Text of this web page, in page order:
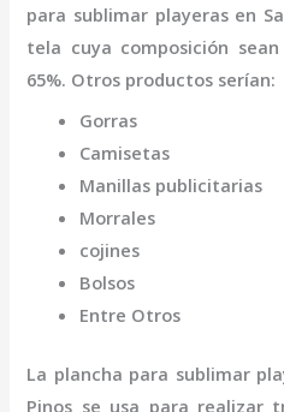
para sublimar playeras en
tela cuya composición
65%. Otros productos serían:
Gorras
Camisetas
Manillas publicitarias
Morrales
cojines
Bolsos
Entre Otros
La plancha para sublimar
Pinos se usa para realizar